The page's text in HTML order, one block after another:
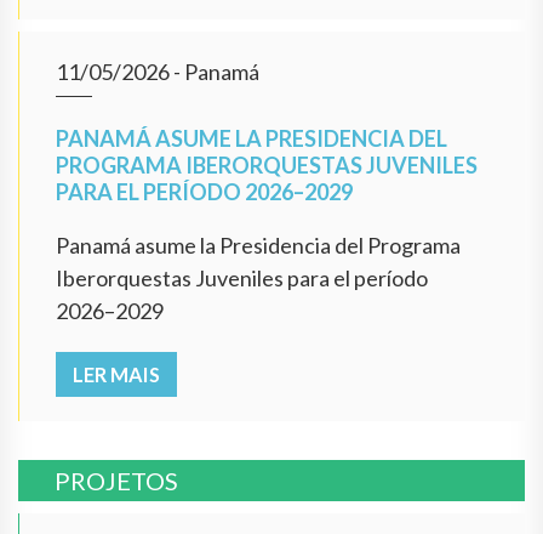
11/05/2026- Panamá
PANAMÁ ASUME LA PRESIDENCIA DEL
PROGRAMA IBERORQUESTAS JUVENILES
PARA EL PERÍODO 2026–2029
Panamá asume la Presidencia del Programa
Iberorquestas Juveniles para el período
2026–2029
LER MAIS
PROJETOS